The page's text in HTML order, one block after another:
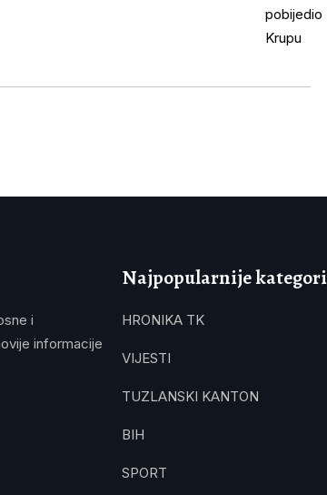
i
informacije
Najpopularnije
HRONIKA TK
VIJESTI
TUZLANSKI KANTON
BIH
SPORT